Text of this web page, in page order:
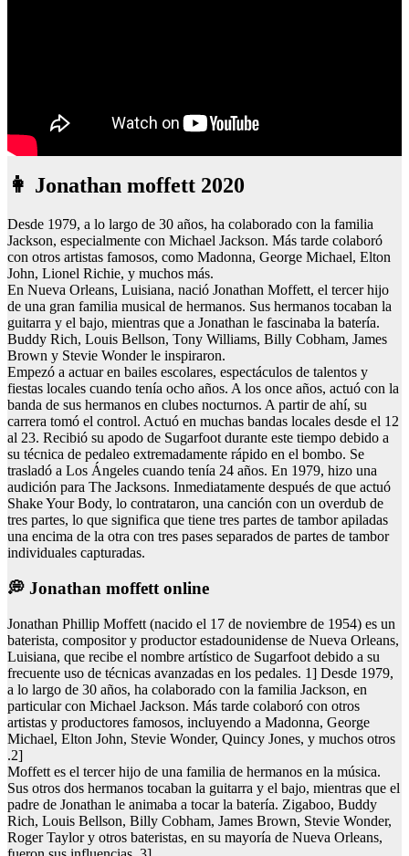
👩 Jonathan moffett 2020
Desde 1979, a lo largo de 30 años, ha colaborado con la familia
Jackson, especialmente con Michael Jackson. Más tarde colaboró
con otros artistas famosos, como Madonna, George Michael, Elton
John, Lionel Richie, y muchos más.
En Nueva Orleans, Luisiana, nació Jonathan Moffett, el tercer hijo
de una gran familia musical de hermanos. Sus hermanos tocaban la
guitarra y el bajo, mientras que a Jonathan le fascinaba la batería.
Buddy Rich, Louis Bellson, Tony Williams, Billy Cobham, James
Brown y Stevie Wonder le inspiraron.
Empezó a actuar en bailes escolares, espectáculos de talentos y
fiestas locales cuando tenía ocho años. A los once años, actuó con la
banda de sus hermanos en clubes nocturnos. A partir de ahí, su
carrera tomó el control. Actuó en muchas bandas locales desde el 12
al 23. Recibió su apodo de Sugarfoot durante este tiempo debido a
su técnica de pedaleo extremadamente rápido en el bombo. Se
trasladó a Los Ángeles cuando tenía 24 años. En 1979, hizo una
audición para The Jacksons. Inmediatamente después de que actuó
Shake Your Body, lo contrataron, una canción con un overdub de
tres partes, lo que significa que tiene tres partes de tambor apiladas
una encima de la otra con tres pases separados de partes de tambor
individuales capturadas.
💭 Jonathan moffett online
Jonathan Phillip Moffett (nacido el 17 de noviembre de 1954) es un
baterista, compositor y productor estadounidense de Nueva Orleans,
Luisiana, que recibe el nombre artístico de Sugarfoot debido a su
frecuente uso de técnicas avanzadas en los pedales. 1] Desde 1979,
a lo largo de 30 años, ha colaborado con la familia Jackson, en
particular con Michael Jackson. Más tarde colaboró con otros
artistas y productores famosos, incluyendo a Madonna, George
Michael, Elton John, Stevie Wonder, Quincy Jones, y muchos otros
.2]
Moffett es el tercer hijo de una familia de hermanos en la música.
Sus otros dos hermanos tocaban la guitarra y el bajo, mientras que el
padre de Jonathan le animaba a tocar la batería. Zigaboo, Buddy
Rich, Louis Bellson, Billy Cobham, James Brown, Stevie Wonder,
Roger Taylor y otros bateristas, en su mayoría de Nueva Orleans,